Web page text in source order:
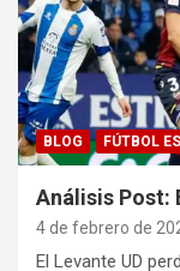
BLOG FÚTBOL
Análisis Post:
4 de febrero de
El Levante UD